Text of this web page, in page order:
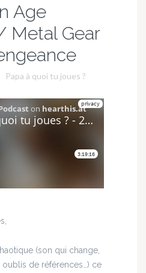
Age
Metal Gear
Papa à quoi tu joues ?
(son qui change,
de références…) ce